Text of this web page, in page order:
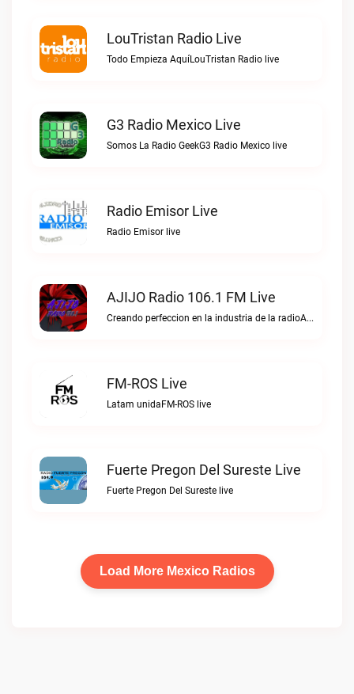
LouTristan Radio Live
Todo Empieza AquíLouTristan Radio live
G3 Radio Mexico Live
Somos La Radio GeekG3 Radio Mexico live
Radio Emisor Live
Radio Emisor live
AJIJO Radio 106.1 FM Live
Creando perfeccion en la industria de la radioAJIJO Radio 106.1 FM live
FM-ROS Live
Latam unidaFM-ROS live
Fuerte Pregon Del Sureste Live
Fuerte Pregon Del Sureste live
Load More Mexico Radios